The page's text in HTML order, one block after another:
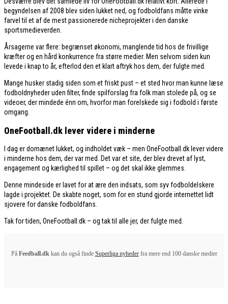
begyndelsen af 2008 blev siden lukket ned, og fodboldfans måtte vinke
farvel til et af de mest passionerede nicheprojekter i den danske
sportsmedieverden.
Årsagerne var flere: begrænset økonomi, manglende tid hos de frivillige
kræfter og en hård konkurrence fra større medier. Men selvom siden kun
levede i knap to år, efterlod den et klart aftryk hos dem, der fulgte med.
Mange husker stadig siden som et friskt pust – et sted hvor man kunne læse
fodboldnyheder uden filter, finde spilforslag fra folk man stolede på, og se
videoer, der mindede énn om, hvorfor man forelskede sig i fodbold i første
omgang.
OneFootball.dk lever videre i minderne
I dag er domænet lukket, og indholdet væk – men OneFootball.dk lever videre
i minderne hos dem, der var med. Det var et site, der blev drevet af lyst,
engagement og kærlighed til spillet – og det skal ikke glemmes.
Denne mindeside er lavet for at ære den indsats, som syv fodboldelskere
lagde i projektet. De skabte noget, som for en stund gjorde internettet lidt
sjovere for danske fodboldfans.
Tak for tiden, OneFootball.dk – og tak til alle jer, der fulgte med.
På Feedball.dkkan du også finde Superliga nyhederfra mere end 100 danske medier